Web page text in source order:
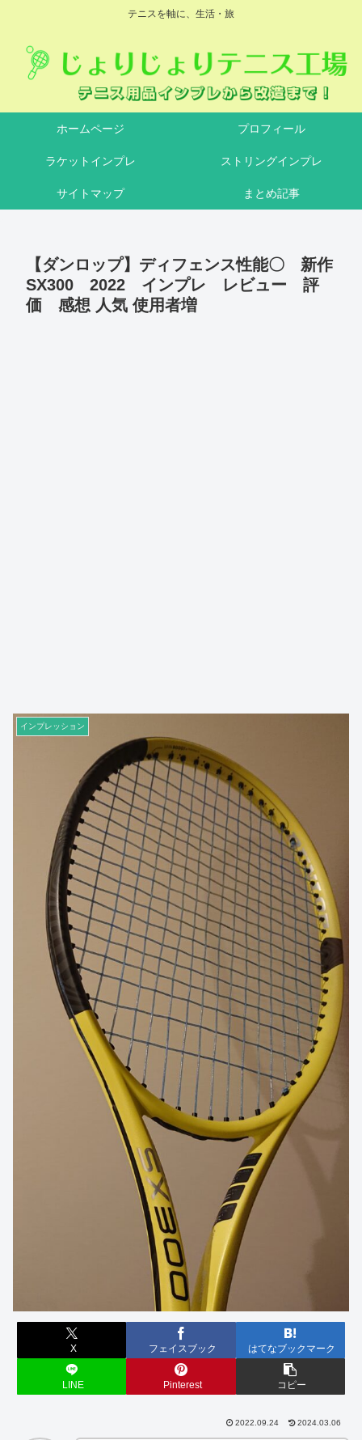
テニスを軸に、生活・旅
ホームページ プロフィール
ラケットインプレ ストリングインプレ
サイトマップ まとめ記事
【ダンロップ】ディフェンス性能〇 新作
SX300 2022 インプレ レビュー 評
価 感想 人気 使用者増
インプレッション
X フェイスブック はてなブックマーク
LINE Pinterest コピー
2022.09.24 2024.03.06